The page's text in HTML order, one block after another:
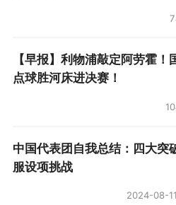
相同。很多人支持托马斯
有人觉得应该放手，认为
一起，相对于待遇要求不
托马斯究竟走不走，还要
以过去一周的表现来看，
言不能没有——去淘汰皇
【早报】利物浦敲定阿劳霍！
点球胜河床进决赛！
中国代表团自我总结：四大突
服设项挑战
2024-08-